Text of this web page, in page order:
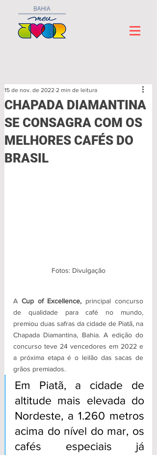
CHAPADA DIAMANTINA
SE CONSAGRA COM OS
MELHORES CAFÉS DO
BRASIL
15 de nov. de 2022 2 min de leitura
Fotos: Divulgação
A Cup of Excellence, principal concurso
de qualidade para café no mundo,
premiou duas safras da cidade de Piatã, na
Chapada Diamantina, Bahia. A edição do
concurso teve 24 vencedores em 2022 e
a próxima etapa é o leilão das sacas de
grãos premiados.
Em Piatã, a cidade de
altitude mais elevada do
Nordeste, a 1.260 metros
acima do nível do mar, os
cafés especiais já